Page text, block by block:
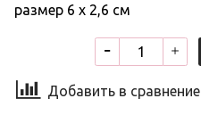
размер 6 х 2,6 см
Добавить в сравнение